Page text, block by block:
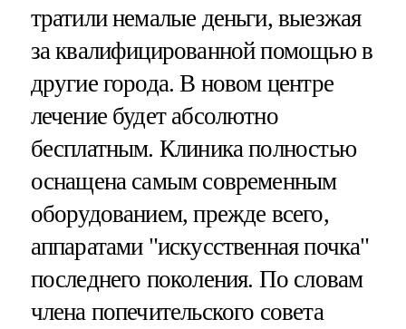
тратили немалые деньги, выезжая
за квалифицированной помощью в
другие города. В новом центре
лечение будет абсолютно
бесплатным. Клиника полностью
оснащена самым современным
оборудованием, прежде всего,
аппаратами "искусственная почка"
последнего поколения. По словам
члена попечительского совета